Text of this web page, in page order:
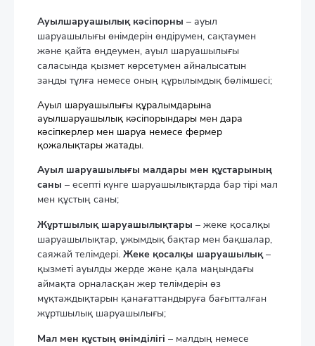
Ауылшаруашылық кәсіпорны – ауыл
шаруашылығы өнімдерін өндірумен, сақтаумен
және қайта өңдеумен, ауыл шаруашылығы
саласында қызмет көрсетумен айналысатын
заңды тұлға немесе оның құрылымдық бөлімшесі;
Ауыл шаруашылығы құралымдарына
ауылшаруашылық кәсіпорындары мен дара
кәсіпкерлер мен шаруа немесе фермер
қожалықтары жатады.
Ауыл шаруашылығы малдары мен құстарының
саны – есепті күнге шаруашылықтарда бар тірі мал
мен құстың саны;
Жұртшылық шаруашылықтары – жеке қосалқы
шаруашылықтар, ұжымдық бақтар мен бақшалар,
саяжай телімдері. Жеке қосалқы шаруашылық–
қызметі ауылды жерде және қала маңындағы
аймақта орналасқан жер телімдерін өз
мұқтаждықтарын қанағаттандыруға бағытталған
жұртшылық шаруашылығы;
Мал мен құстың өнімділігі – малдың немесе